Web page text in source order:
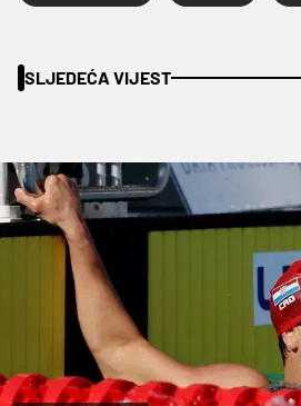
SLJEDEĆA VIJEST